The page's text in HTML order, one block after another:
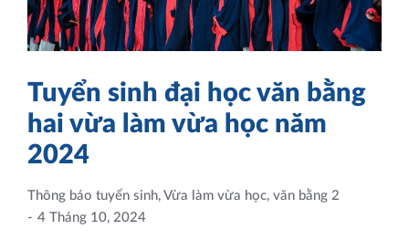
Tuyển sinh đại học văn bằng
hai vừa làm vừa học năm
2024
Thông báo tuyển sinh, Vừa làm vừa học, văn bằng 2
4 Tháng 10, 2024